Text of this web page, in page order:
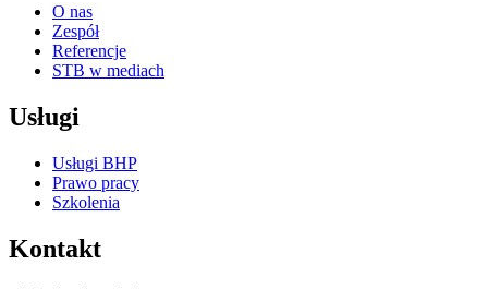
O nas
Zespół
Referencje
STB w mediach
Usługi
Usługi BHP
Prawo pracy
Szkolenia
Kontakt